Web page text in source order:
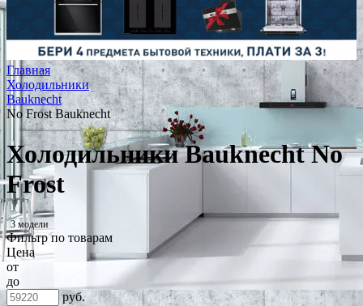
Главная
Холодильники
Bauknecht
No Frost Bauknecht
Холодильники Bauknecht No
Frost
3 модели
Фильтр по товарам
Цена
от
до
руб.